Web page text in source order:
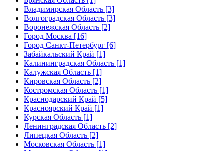
Владимирская Область [3]
Волгоградская Область [3]
Воронежская Область [2]
Город Москва [16]
Город Санкт-Петербург [6]
Забайкальский Край [1]
Калининградская Область [1]
Калужская Область [1]
Кировская Область [2]
Костромская Область [1]
Краснодарский Край [5]
Красноярский Край [1]
Курская Область [1]
Ленинградская Область [2]
Липецкая Область [2]
Московская Область [1]